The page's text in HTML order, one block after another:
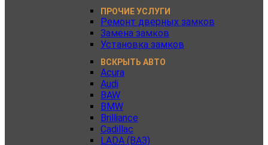
ПРОЧИЕ УСЛУГИ
Ремонт дверных замков
Замена замков
Установка замков
ВСКРЫТЬ АВТО
Acura
Audi
BAW
BMW
Brilliance
Cadillac
LADA (ВАЗ)